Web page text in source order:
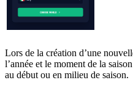
Lors de la création d’une
l’année et le moment de la
au début ou en milieu de saison.